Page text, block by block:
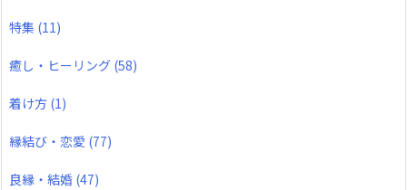
特集 (11)
癒し・ヒーリング (58)
着け方 (1)
縁結び・恋愛 (77)
良縁・結婚 (47)